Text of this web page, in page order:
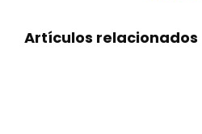
Artículos relacionados